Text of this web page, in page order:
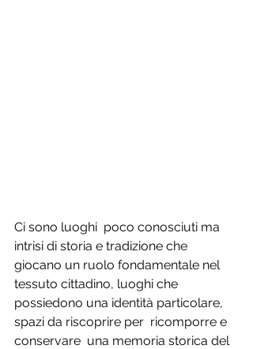
Ci sono luoghi  poco conosciuti ma
intrisi di storia e tradizione che
giocano un ruolo fondamentale nel
tessuto cittadino, luoghi che
possiedono una identità particolare,
spazi da riscoprire per  ricomporre e
conservare  una memoria storica del